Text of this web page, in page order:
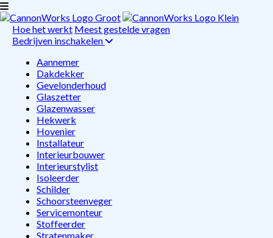
Hoe het werkt Meest gestelde vragen
Bedrijven inschakelen
Aannemer
Dakdekker
Gevelonderhoud
Glaszetter
Glazenwasser
Hekwerk
Hovenier
Installateur
Interieurbouwer
Interieurstylist
Isoleerder
Schilder
Schoorsteenveger
Servicemonteur
Stoffeerder
Stratenmaker